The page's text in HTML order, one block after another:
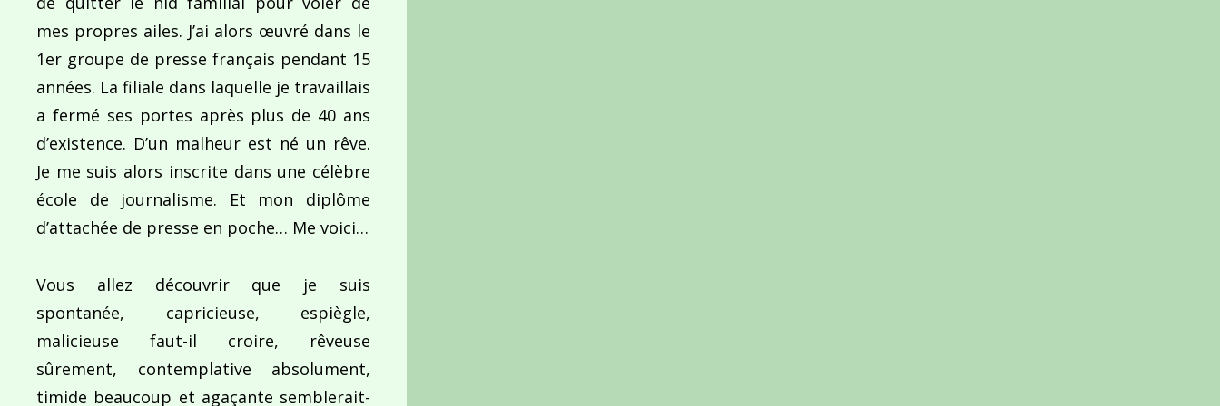
mes propres ailes. J’ai alors œuvré dans le
1er groupe de presse français pendant 15
années. La filiale dans laquelle je travaillais
a fermé ses portes après plus de 40 ans
d’existence. D’un malheur est né un rêve.
Je me suis alors inscrite dans une célèbre
école de journalisme. Et mon diplôme
d’attachée de presse en poche… Me voici…
Vous allez découvrir que je suis
spontanée, capricieuse, espiègle,
malicieuse faut-il croire, rêveuse
sûrement, contemplative absolument,
timide beaucoup et agaçante semblerait-